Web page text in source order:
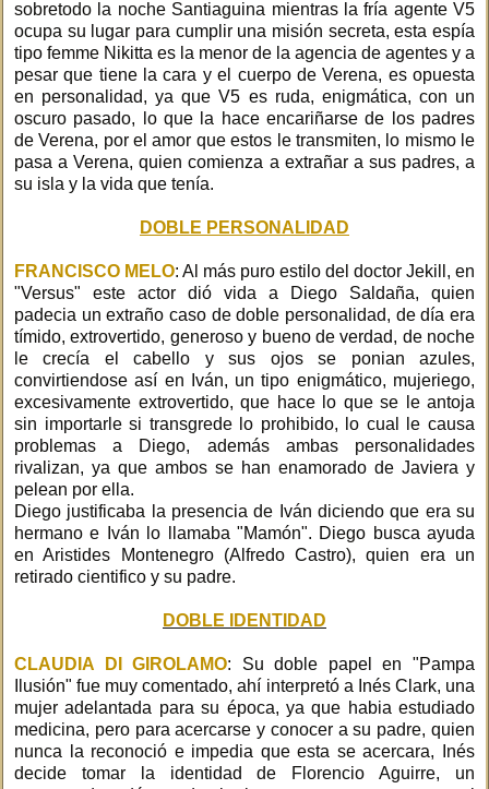
sobretodo la noche Santiaguina mientras la fría agente V5
ocupa su lugar para cumplir una misión secreta, esta espía
tipo femme Nikitta es la menor de la agencia de agentes y a
pesar que tiene la cara y el cuerpo de Verena, es opuesta
en personalidad, ya que V5 es ruda, enigmática, con un
oscuro pasado, lo que la hace encariñarse de los padres
de Verena, por el amor que estos le transmiten, lo mismo le
pasa a Verena, quien comienza a extrañar a sus padres, a
su isla y la vida que tenía.
DOBLE PERSONALIDAD
FRANCISCO MELO: Al más puro estilo del doctor Jekill, en
"Versus" este actor dió vida a Diego Saldaña, quien
padecia un extraño caso de doble personalidad, de día era
tímido, extrovertido, generoso y bueno de verdad, de noche
le crecía el cabello y sus ojos se ponian azules,
convirtiendose así en Iván, un tipo enigmático, mujeriego,
excesivamente extrovertido, que hace lo que se le antoja
sin importarle si transgrede lo prohibido, lo cual le causa
problemas a Diego, además ambas personalidades
rivalizan, ya que ambos se han enamorado de Javiera y
pelean por ella.
Diego justificaba la presencia de Iván diciendo que era su
hermano e Iván lo llamaba "Mamón". Diego busca ayuda
en Aristides Montenegro (Alfredo Castro), quien era un
retirado cientifico y su padre.
DOBLE IDENTIDAD
CLAUDIA DI GIROLAMO: Su doble papel en "Pampa
Ilusión" fue muy comentado, ahí interpretó a Inés Clark, una
mujer adelantada para su época, ya que habia estudiado
medicina, pero para acercarse y conocer a su padre, quien
nunca la reconoció e impedia que esta se acercara, Inés
decide tomar la identidad de Florencio Aguirre, un